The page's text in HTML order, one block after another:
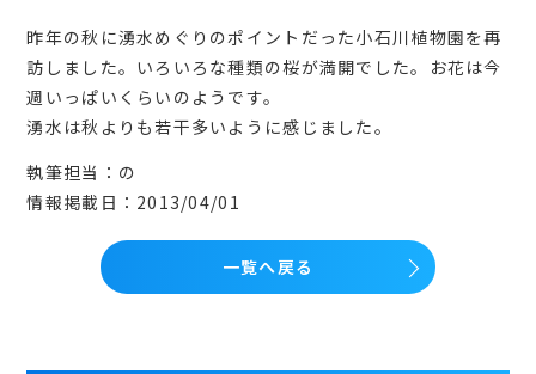
アクセス・問い合わせ
会員マイページ
昨年の秋に湧水めぐりのポイントだった小石川植物園を再
訪しました。いろいろな種類の桜が満開でした。お花は今
週いっぱいくらいのようです。
湧水は秋よりも若干多いように感じました。
執筆担当：の
情報掲載日：2013/04/01
一覧へ戻る